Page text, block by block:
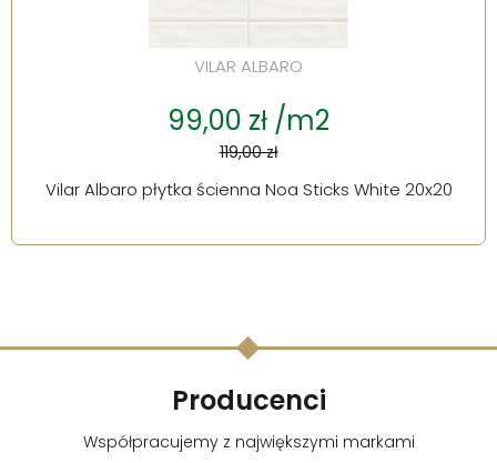
VILAR ALBARO
99,00 zł /m2
119,00 zł
Vilar Albaro płytka ścienna Noa Sticks White 20x20
Producenci
Współpracujemy z największymi markami